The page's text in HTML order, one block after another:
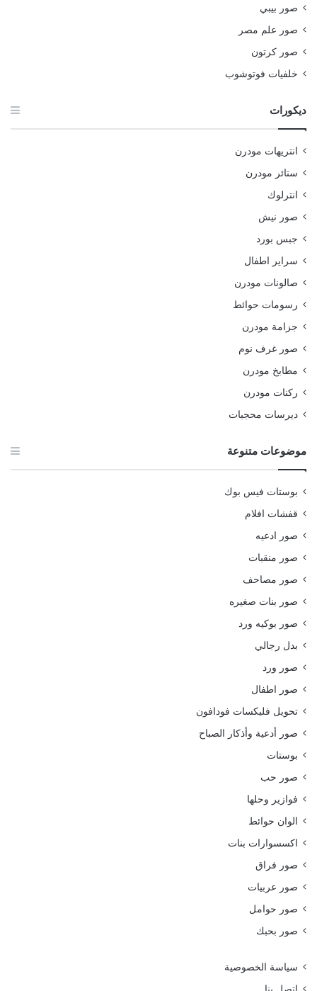
صور بيبي
صور علم مصر
صور كرتون
خلفيات فوتوشوب
ديكورات
انتريهات مودرن
ستائر مودرن
انترلوك
صور نيش
جبس بورد
سراير اطفال
صالونات مودرن
رسومات حوائط
جزامة مودرن
صور غرف نوم
مطابخ مودرن
ركنات مودرن
ديرسات محجبات
موضوعات متنوعة
بوستات فيس بوك
قفشات افلام
صور ادعيه
صور منقبات
صور مصاحف
صور بنات صغيره
صور بوكيه ورد
بدل رجالي
صور ورد
صور اطفال
تحويل فليكسات فودافون
صور أدعية وأذكار الصباح
بوستات
صور حب
فوازير وحلها
الوان حوائط
اكسسوارات بنات
صور فراق
صور عربيات
صور حوامل
صور بحبك
سياسة الخصوصية